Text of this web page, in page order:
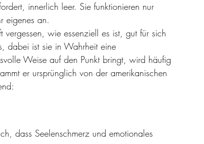
innerlich leer. Sie funktionieren nur
eigenes an.
vergessen, wie essenziell es ist, gut für sich
dabei ist sie in Wahrheit eine
Weise auf den Punkt bringt, wird häufig
er ursprünglich von der amerikanischen
dass Seelenschmerz und emotionales